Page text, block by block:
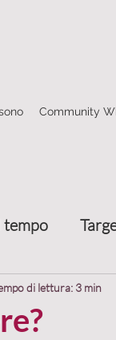
Community
tempo
fare rete
di lettura: 3 min